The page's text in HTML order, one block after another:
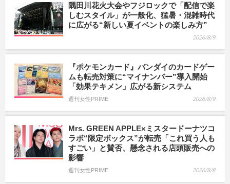
隅田川花火大会やフジロックで「配信で楽
しむスタイル」が一般化、猛暑・混雑時代
に広がる“新しい夏イベントの楽しみ方”
2026/8/9
『ポケモンカード』バンダイのカードゲー
ムも転売対策に“マイナンバー”導入開始
「効果テキメン」広がる新システム
週刊女性PRIME 2026/8/9
Mrs. GREEN APPLE×ミスタードーナツコ
ラボ“限定ボックス”が転売「これ買う人も
すごい」と賛否、懸念される店頭販売への
影響
週刊女性PRIME 2026/8/8